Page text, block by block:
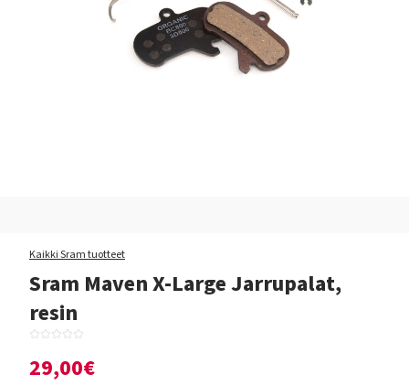
Kaikki Sram tuotteet
Sram Maven X-Large Jarrupalat,
resin
29,00€